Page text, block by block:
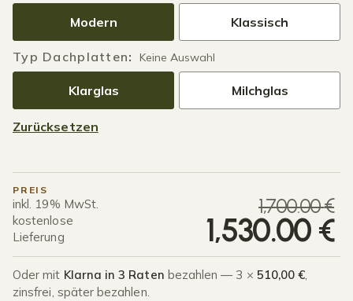
Modern Klassisch
Typ Dachplatten: Keine Auswahl
Klarglas Milchglas
Zurücksetzen
PREIS
inkl. 19% MwSt.
kostenlose
Lieferung
1,700.00€
1,530.00 €
Oder mit Klarna in 3 Raten bezahlen — 3 × 510,00 €,
zinsfrei, später bezahlen.